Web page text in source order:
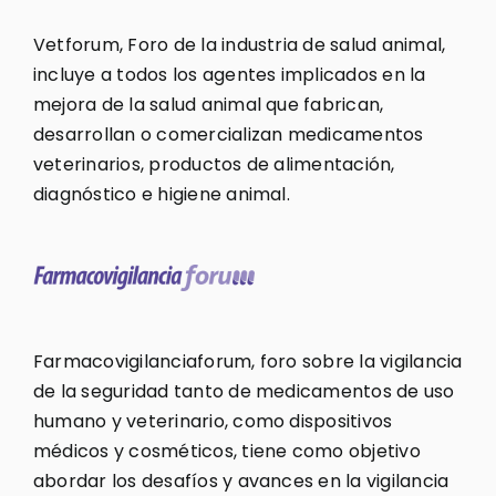
Vetforum, Foro de la industria de salud animal,
incluye a todos los agentes implicados en la
mejora de la salud animal que fabrican,
desarrollan o comercializan medicamentos
veterinarios, productos de alimentación,
diagnóstico e higiene animal.
Farmacovigilanciaforum, foro sobre la vigilancia
de la seguridad tanto de medicamentos de uso
humano y veterinario, como dispositivos
médicos y cosméticos, tiene como objetivo
abordar los desafíos y avances en la vigilancia